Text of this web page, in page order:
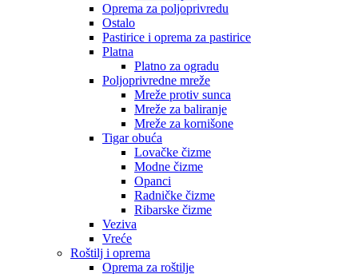
Oprema za poljoprivredu
Ostalo
Pastirice i oprema za pastirice
Platna
Platno za ogradu
Poljoprivredne mreže
Mreže protiv sunca
Mreže za baliranje
Mreže za kornišone
Tigar obuća
Lovačke čizme
Modne čizme
Opanci
Radničke čizme
Ribarske čizme
Veziva
Vreće
Roštilj i oprema
Oprema za roštilje